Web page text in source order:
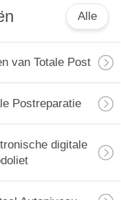
Alle
van Totale Post
Postreparatie
digitale